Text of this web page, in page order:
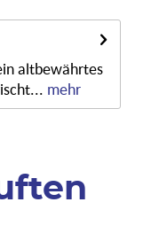
altbewährtes
mehr